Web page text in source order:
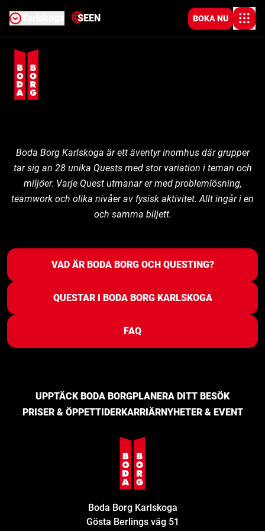
SEEN BOKA NU
Boda Borg Karlskoga är ett äventyr inomhus där grupper
tar sig an 28 unika Quests med stor variation i teman och
miljöer. Varje Quest utmanar er med problemlösning,
teamwork och olika nivåer av fysisk aktivitet. Allt ingår i en
och samma biljett.
VAD ÄR BODA BORG OCH QUESTING?
QUESTAR I BODA BORG KARLSKOGA
FAQ
UPPTÄCK BODA BORGPLANERA DITT BESÖK
PRISER & ÖPPETTIDERKARRIÄRNYHETER & EVENT
Boda Borg Karlskoga
Gösta Berlings väg 51